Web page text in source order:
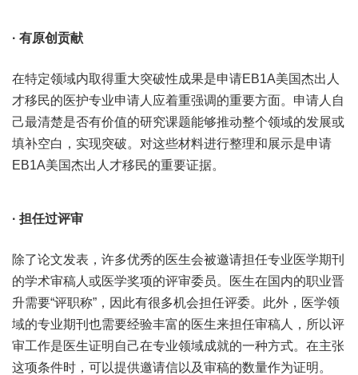
· 有原创贡献
在特定领域内取得重大突破性成果是申请EB1A美国杰出人
才移民的医护专业申请人应着重强调的重要方面。申请人自
己最清楚是否有价值的研究课题能够推动整个领域的发展或
填补空白，实现突破。对这些材料进行整理和展示是申请
EB1A美国杰出人才移民的重要证据。
· 担任过评审
除了论文发表，许多优秀的医生会被邀请担任专业医学期刊
的学术审稿人或医学奖项的评审委员。医生在国内的职业晋
升需要“评职称”，因此有很多机会担任评委。此外，医学领
域的专业期刊也需要经验丰富的医生来担任审稿人，所以评
审工作是医生证明自己在专业领域成就的一种方式。在主张
这项条件时，可以提供邀请信以及审稿的数量作为证明。